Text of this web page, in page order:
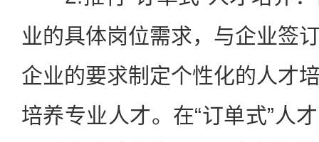
业的具体岗位需求，与企业签
企业的要求制定个性化的人才
培养专业人才。在“订单式”人